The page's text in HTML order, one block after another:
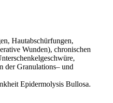
Hautabschürfungen,
Wunden), chronischen
der Granulations– und
Epidermolysis Bullosa.